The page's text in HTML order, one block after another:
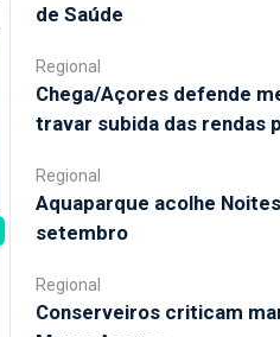
de Saúde
Regional
Chega/Açores defende
travar subida das rendas
Regional
Aquaparque acolhe
setembro
Regional
Conserveiros criticam